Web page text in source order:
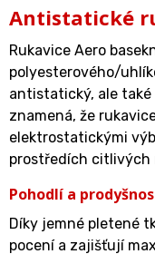
Antistatické
Rukavice Aero
polyesterového/
antistatický, ale také
znamená, že
elektrostatickými
prostředích citlivých
Pohodlí a
Díky jemné pletené
pocení a zajišťují